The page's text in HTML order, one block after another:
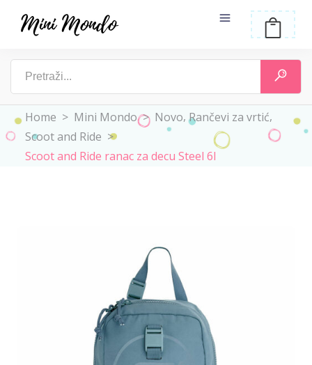
Home > Mini Mondo> Novo, Rančevi za vrtić,
Scoot and Ride >
Scoot and Ride ranac za decu Steel 6l